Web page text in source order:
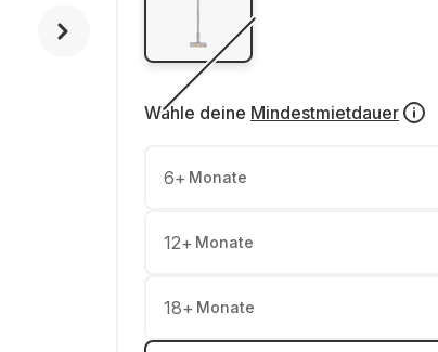
Wähle deine Mindestmietdauer
6+ Monate
12+ Monate
18+ Monate